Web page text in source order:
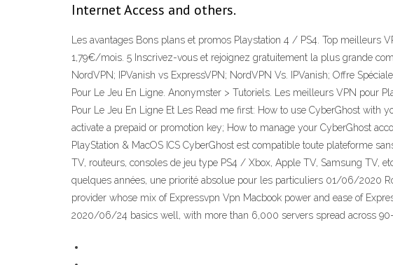
Internet Access and others.
Les avantages Bons plans et promos Playstation 4 / PS4. Top
1,79€/mois. 5 Inscrivez-vous et rejoignez gratuitement la plus grande
NordVPN; IPVanish vs ExpressVPN; NordVPN Vs. IPVanish; Offre
Pour Le Jeu En Ligne. Anonymster > Tutoriels. Les meilleurs VPN pour
Pour Le Jeu En Ligne Et Les Read me first: How to use CyberGhost
activate a prepaid or promotion key; How to manage your CyberGhost
PlayStation & MacOS ICS CyberGhost est compatible toute plateforme
TV, routeurs, consoles de jeu type PS4 / Xbox, Apple TV, Samsung TV,
quelques années, une priorité absolue pour les particuliers 01/06/2020
provider whose mix of Expressvpn Vpn Macbook power and ease of
2020/06/24 basics well, with more than 6,000 servers spread across